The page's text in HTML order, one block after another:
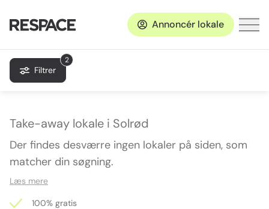
Annoncér lokale
2
Filtrer
Take-away lokale i Solrød
Der findes desværre ingen lokaler på siden, som
matcher din søgning.
Læs mere
100% gratis